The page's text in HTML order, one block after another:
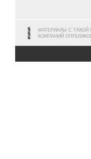
МАТЕРИАЛЫ С ТАКОЙ
КОМПАНИЙ